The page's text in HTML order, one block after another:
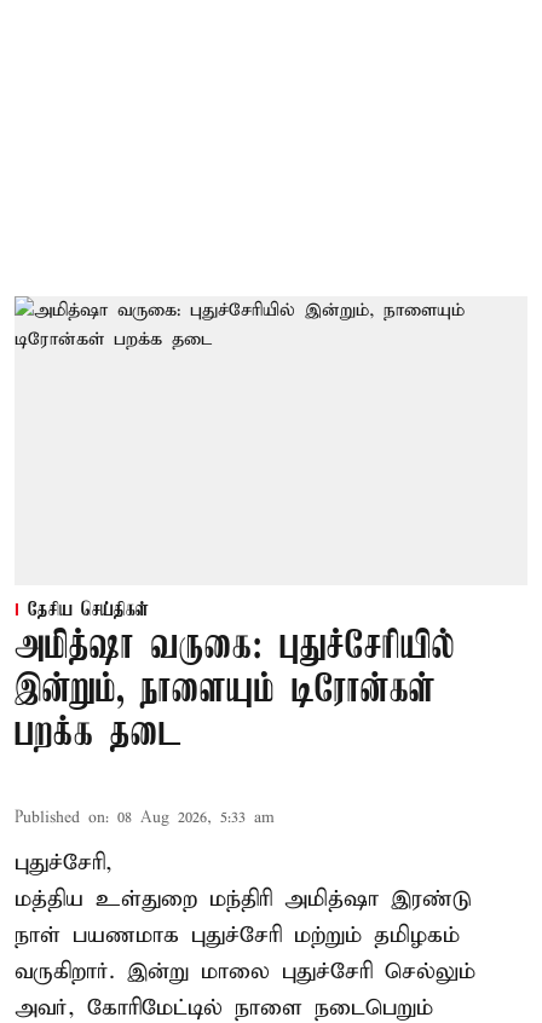
தேசிய செய்திகள்
அமித்ஷா வருகை: புதுச்சேரியில்
இன்றும், நாளையும் டிரோன்கள்
பறக்க தடை
Published on: 08 Aug 2026, 5:33 am
புதுச்சேரி,
மத்திய உள்துறை மந்திரி அமித்ஷா இரண்டு
நாள் பயணமாக புதுச்சேரி மற்றும் தமிழகம்
வருகிறார். இன்று மாலை புதுச்சேரி செல்லும்
அவர், கோரிமேட்டில் நாளை நடைபெறும்